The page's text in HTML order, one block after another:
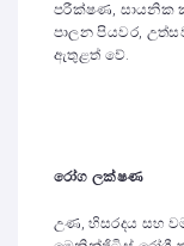
පරීක්ෂණ, සායනික
පාලන පියවර,
ඇතුළත් වේ.
රෝග ලක්ෂණ
උණ, හිසරදය සහ